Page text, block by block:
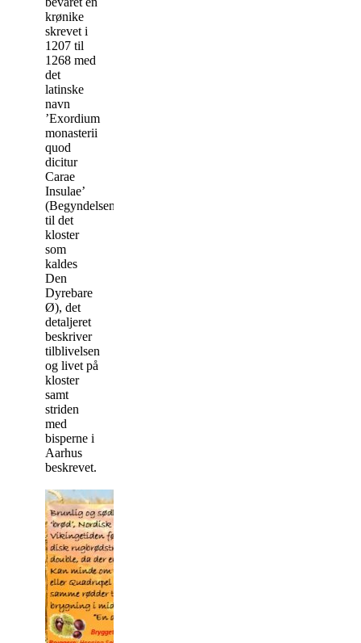
krønike
skrevet i
1207 til
1268 med
det
latinske
navn
’Exordium
monasterii
quod
dicitur
Carae
Insulae’
(Begyndelsen
til det
kloster
som
kaldes
Den
Dyrebare
Ø), det
detaljeret
beskriver
tilblivelsen
og livet på
kloster
samt
striden
med
bisperne i
Aarhus
beskrevet.